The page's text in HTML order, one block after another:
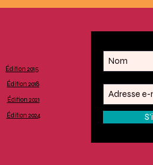
Édition 2015
Édition 2018
Édition 2021
Édition 2024